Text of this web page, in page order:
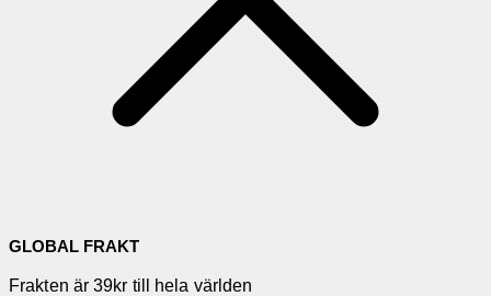
GLOBAL FRAKT
Frakten är 39kr till hela världen